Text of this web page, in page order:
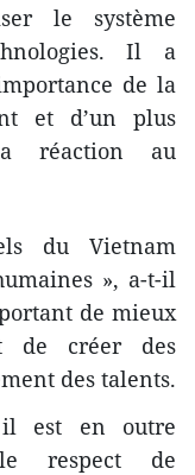
le système
Il a
de la
et d’un plus
réaction au
du Vietnam
», a-t-il
de mieux
de créer des
des talents.
est en outre
respect de